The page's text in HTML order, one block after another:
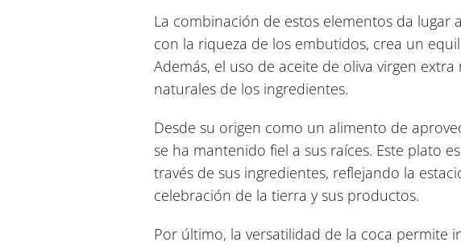
La combinación de estos elementos da lugar
con la riqueza de los embutidos, crea un
Además, el uso de aceite de oliva virgen
naturales de los ingredientes.
Desde su origen como un alimento de
se ha mantenido fiel a sus raíces. Este plato
través de sus ingredientes, reflejando la
celebración de la tierra y sus productos.
Por último, la versatilidad de la coca permite